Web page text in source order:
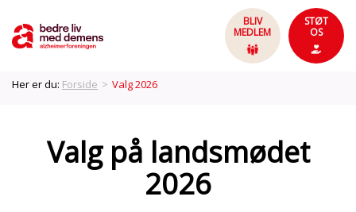
BLIV
MEDLEM
STØT
OS
Her er du: Forside > Valg 2026
Valg på landsmødet
2026